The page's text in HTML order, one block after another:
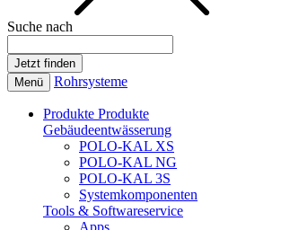
Suche nach
Menü Rohrsysteme
Produkte Produkte
Gebäudeentwässerung
POLO-KAL XS
POLO-KAL NG
POLO-KAL 3S
Systemkomponenten
Tools & Softwareservice